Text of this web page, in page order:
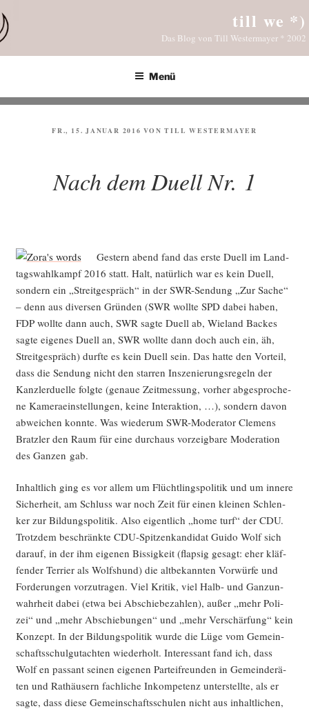
Inhalt
springen
till we *)
Das Blog von Till Westermayer * 2002
Menü
VERÖFFENTLICHT
FR., 15. JANUAR 2016 VONTILL WESTERMAYER
Nach dem Duell Nr. 1
Ges­tern abend fand das ers­te Duell im Land­
tags­wahl­kampf 2016 statt. Halt, natür­lich war es kein Duell,
son­dern ein „Streit­ge­spräch“ in der SWR-Sen­dung „Zur Sache“
– denn aus diver­sen Grün­den (SWR woll­te SPD dabei haben,
FDP woll­te dann auch, SWR sag­te Duell ab, Wie­land Backes
sag­te eige­nes Duell an, SWR woll­te dann doch auch ein, äh,
Streit­ge­spräch) durf­te es kein Duell sein. Das hat­te den Vor­teil,
dass die Sen­dung nicht den star­ren Insze­nie­rungs­re­geln der
Kanz­ler­du­el­le folg­te (genaue Zeit­mes­sung, vor­her abge­spro­che­
ne Kame­ra­ein­stel­lun­gen, kei­ne Inter­ak­ti­on, …), son­dern davon
abwei­chen konn­te. Was wie­der­um SWR-Mode­ra­tor Cle­mens
Bratz­ler den Raum für eine durch­aus vor­zeig­ba­re Mode­ra­ti­on
des Gan­zen gab.
Inhalt­lich ging es vor allem um Flücht­lings­po­li­tik und um inne­re
Sicher­heit, am Schluss war noch Zeit für einen klei­nen Schlen­
ker zur Bil­dungs­po­li­tik. Also eigent­lich „home turf“ der CDU.
Trotz­dem beschränk­te CDU-Spit­zen­kan­di­dat Gui­do Wolf sich
dar­auf, in der ihm eige­nen Bis­sig­keit (flap­sig gesagt: eher kläf­
fen­der Ter­ri­er als Wolfs­hund) die alt­be­kann­ten Vor­wür­fe und
For­de­run­gen vor­zu­tra­gen. Viel Kri­tik, viel Halb- und Gan­z­un­
wahr­heit dabei (etwa bei Abschie­be­zah­len), außer „mehr Poli­
zei“ und „mehr Abschie­bun­gen“ und „mehr Ver­schär­fung“ kein
Kon­zept. In der Bil­dungs­po­li­tik wur­de die Lüge vom Gemein­
schafts­schul­gut­ach­ten wie­der­holt. Inter­es­sant fand ich, dass
Wolf en pas­sant sei­nen eige­nen Par­tei­freun­den in Gemein­de­rä­
ten und Rat­häu­sern fach­li­che Inkom­pe­tenz unter­stell­te, als er
sag­te, dass die­se Gemein­schafts­schu­len nicht aus inhalt­li­chen,